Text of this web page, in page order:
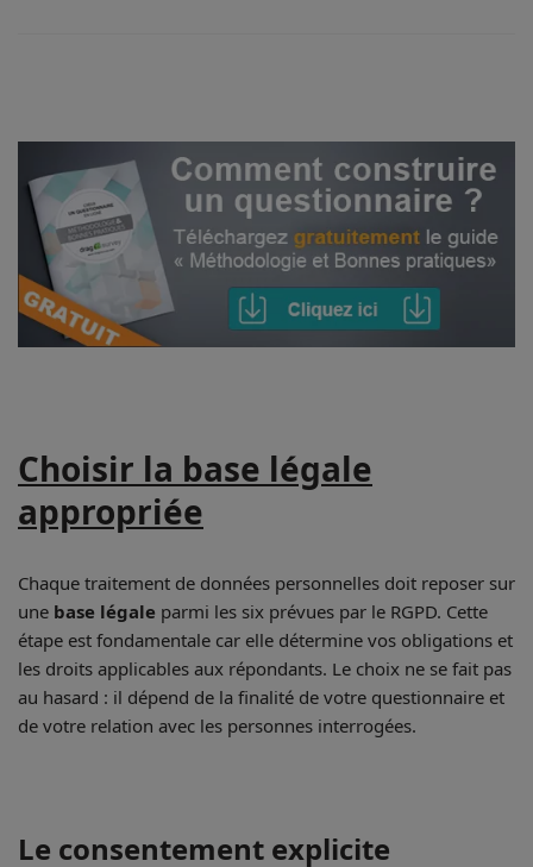
Choisir la base légale
appropriée
Chaque traitement de données personnelles doit reposer sur
une base légale parmi les six prévues par le RGPD. Cette
étape est fondamentale car elle détermine vos obligations et
les droits applicables aux répondants. Le choix ne se fait pas
au hasard : il dépend de la finalité de votre questionnaire et
de votre relation avec les personnes interrogées.
Le consentement explicite